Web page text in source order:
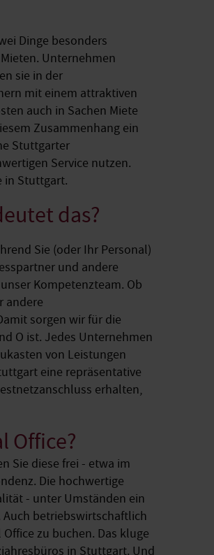
Dinge besonders
Unternehmen
sie in der
mit einem attraktiven
auch in Sachen Miete
Zusammenhang ein
Stuttgarter
Service nutzen.
in Stuttgart.
das?
Sie (oder Ihr Personal)
und andere
Kompetenzteam. Ob
andere
sorgen wir für die
O ist. Jedes Unternehmen
von Leistungen
eine repräsentative
erhalten,
Office?
Sie diese frei - etwa im
Die hochwertige
- unter Umständen ein
betriebswirtschaftlich
zu buchen. Das kluge
in Stuttgart. Und